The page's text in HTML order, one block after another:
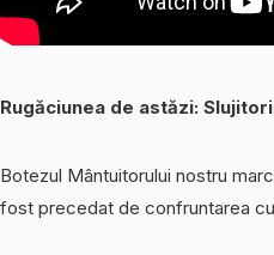
Rugăciunea de astăzi:
Botezul Mântuitorului nostru
fost precedat de confruntarea